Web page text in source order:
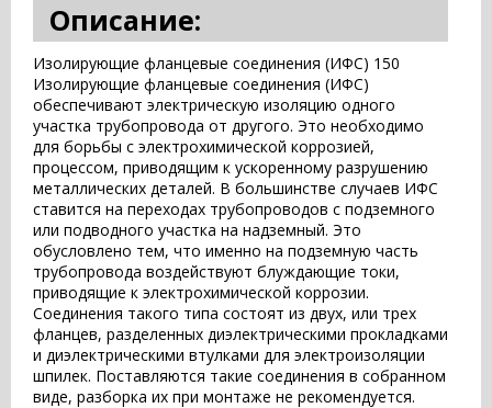
Описание:
Изолирующие фланцевые соединения (ИФС) 150
Изолирующие фланцевые соединения (ИФС)
обеспечивают электрическую изоляцию одного
участка трубопровода от другого. Это необходимо
для борьбы с электрохимической коррозией,
процессом, приводящим к ускоренному разрушению
металлических деталей. В большинстве случаев ИФС
ставится на переходах трубопроводов с подземного
или подводного участка на надземный. Это
обусловлено тем, что именно на подземную часть
трубопровода воздействуют блуждающие токи,
приводящие к электрохимической коррозии.
Соединения такого типа состоят из двух, или трех
фланцев, разделенных диэлектрическими прокладками
и диэлектрическими втулками для электроизоляции
шпилек. Поставляются такие соединения в собранном
виде, разборка их при монтаже не рекомендуется.